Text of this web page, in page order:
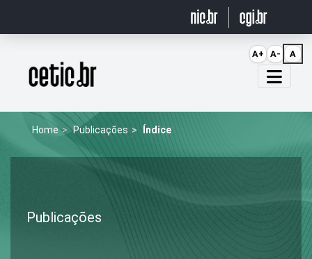
Página inicial
Home Publicações Índice
Publicações
A+ A- A